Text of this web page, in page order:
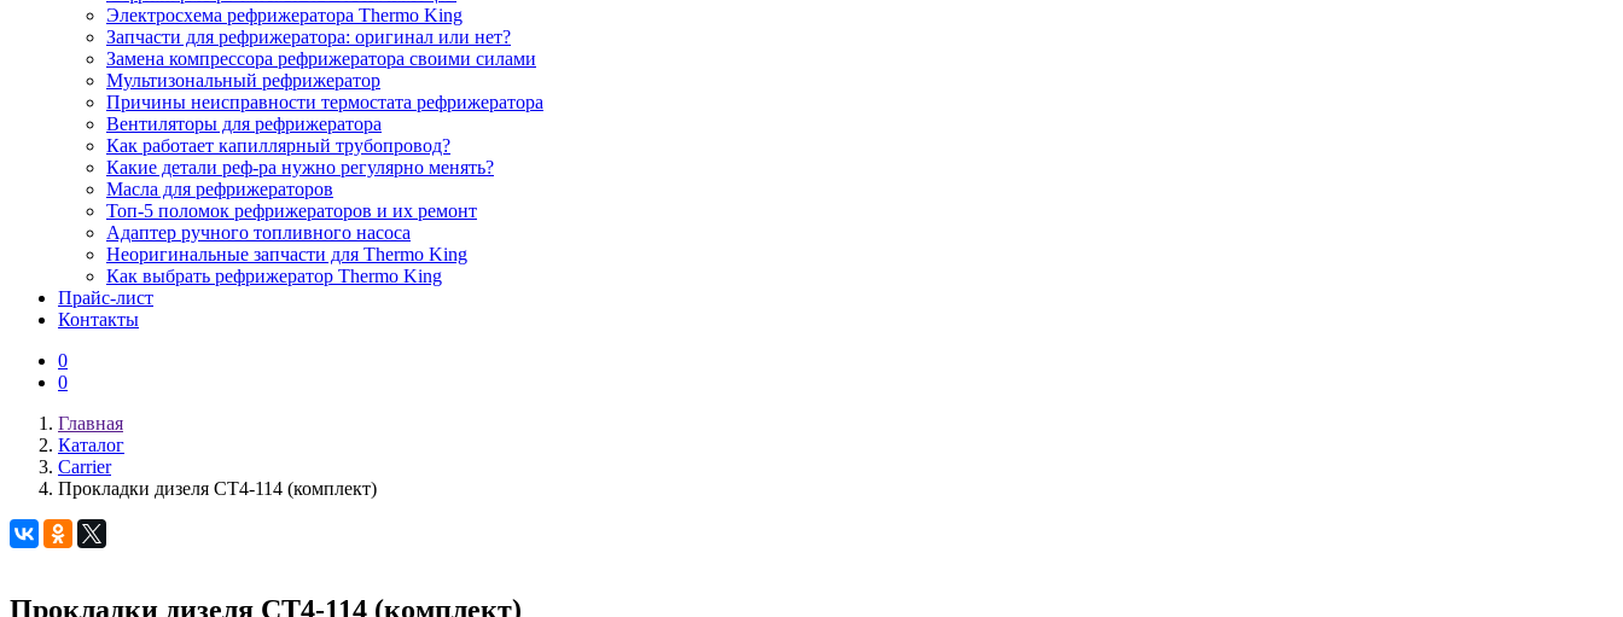
Электросхема рефрижератора Thermo King
Запчасти для рефрижератора: оригинал или нет?
Замена компрессора рефрижератора своими силами
Мультизональный рефрижератор
Причины неисправности термостата рефрижератора
Вентиляторы для рефрижератора
Как работает капиллярный трубопровод?
Какие детали реф-ра нужно регулярно менять?
Масла для рефрижераторов
Топ-5 поломок рефрижераторов и их ремонт
Адаптер ручного топливного насоса
Неоригинальные запчасти для Thermo King
Как выбрать рефрижератор Thermo King
Прайс-лист
Контакты
0
0
Главная
Каталог
Carrier
Прокладки дизеля CT4-114 (комплект)
Прокладки дизеля CT4-114 (комплект)